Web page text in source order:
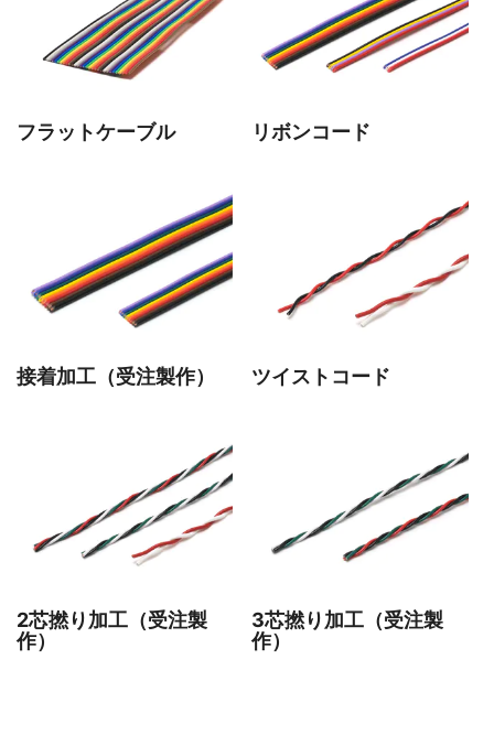
フラットケーブル リボンコード
接着加工（受注製作） ツイストコード
2芯撚り加工（受注製
作）
3芯撚り加工（受注製
作）